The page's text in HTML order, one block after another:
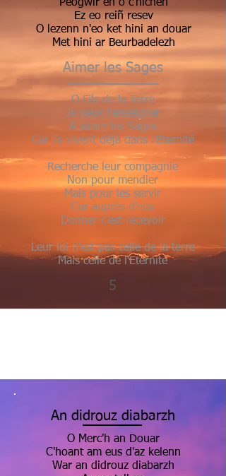
Peogwir en o c'hichen
Ez eo reiñ resev
O lezenn n'eo ket hini an douar
Met hini ar Beurbadelezh
Aimer les Sages
O Fils de la Terre
Je veux t'enseigner
A aimer les Sages
Car ils vivent déjà dans l'Eternité
Recherche leur compagnie
Non pour mendier
Mais pour les servir
Car auprès d'eux
Donner c'est recevoir
Leur loi n'est pas celle de la terre
Mais celle de l'Eternité
5
An didrouz diabarzh
O Merc'h an Douar
C'hoant am eus d'az kelenn
War an didrouz diabarzh